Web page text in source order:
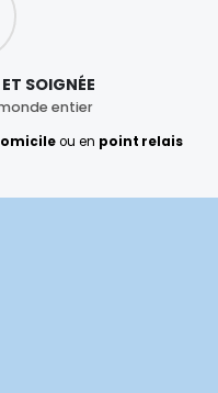
SOIGNÉE
entier
ou en point relais